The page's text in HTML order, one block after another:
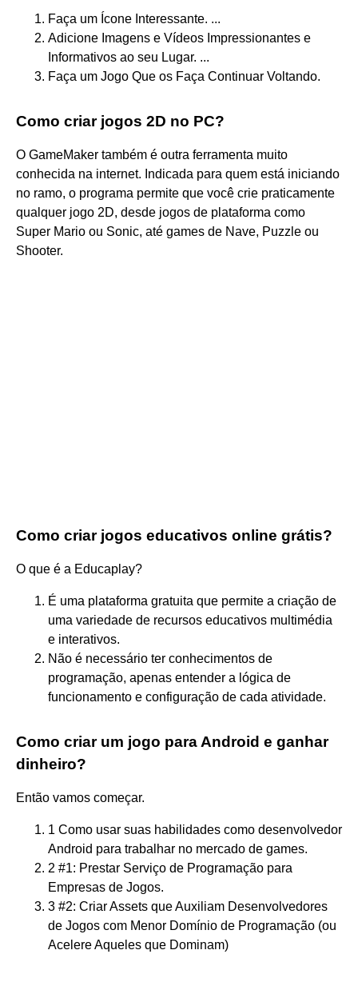
Faça um Ícone Interessante. ...
Adicione Imagens e Vídeos Impressionantes e
Informativos ao seu Lugar. ...
Faça um Jogo Que os Faça Continuar Voltando.
Como criar jogos 2D no PC?
O GameMaker também é outra ferramenta muito
conhecida na internet. Indicada para quem está iniciando
no ramo, o programa permite que você crie praticamente
qualquer jogo 2D, desde jogos de plataforma como
Super Mario ou Sonic, até games de Nave, Puzzle ou
Shooter.
Como criar jogos educativos online grátis?
O que é a Educaplay?
É uma plataforma gratuita que permite a criação de
uma variedade de recursos educativos multimédia
e interativos.
Não é necessário ter conhecimentos de
programação, apenas entender a lógica de
funcionamento e configuração de cada atividade.
Como criar um jogo para Android e ganhar
dinheiro?
Então vamos começar.
1 Como usar suas habilidades como desenvolvedor
Android para trabalhar no mercado de games.
2 #1: Prestar Serviço de Programação para
Empresas de Jogos.
3 #2: Criar Assets que Auxiliam Desenvolvedores
de Jogos com Menor Domínio de Programação (ou
Acelere Aqueles que Dominam)